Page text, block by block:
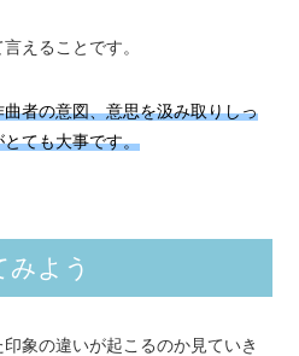
えることです。
者の意図、意思を汲み取りしっ
ても大事です。
みよう
象の違いが起こるのか見ていき